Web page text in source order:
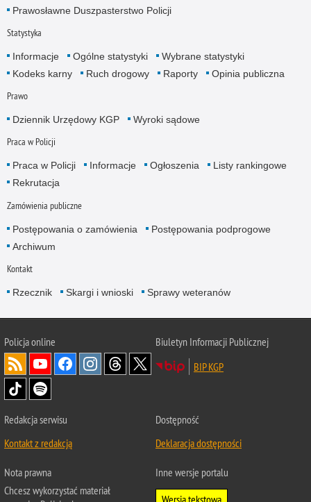
Prawosławne Duszpasterstwo Policji
Statystyka
Informacje Ogólne statystyki
Wybrane statystyki
Kodeks karny
Ruch drogowy Raporty Opinia publiczna
Prawo
Dziennik Urzędowy KGP Wyroki sądowe
Praca w Policji
Praca w Policji Informacje Ogłoszenia
Listy rankingowe
Rekrutacja
Zamówienia publiczne
Postępowania o zamówienia
Postępowania podprogowe
Archiwum
Kontakt
Rzecznik Skargi i wnioski Sprawy weteranów
Policjaonline
Biuletyn Informacji Publicznej
BIP KGP
Redakcja serwisu
Kontakt z redakcją
Dostępność
Deklaracja dostępności
Nota prawna
Chcesz wykorzystać materiał
Inne wersje portalu